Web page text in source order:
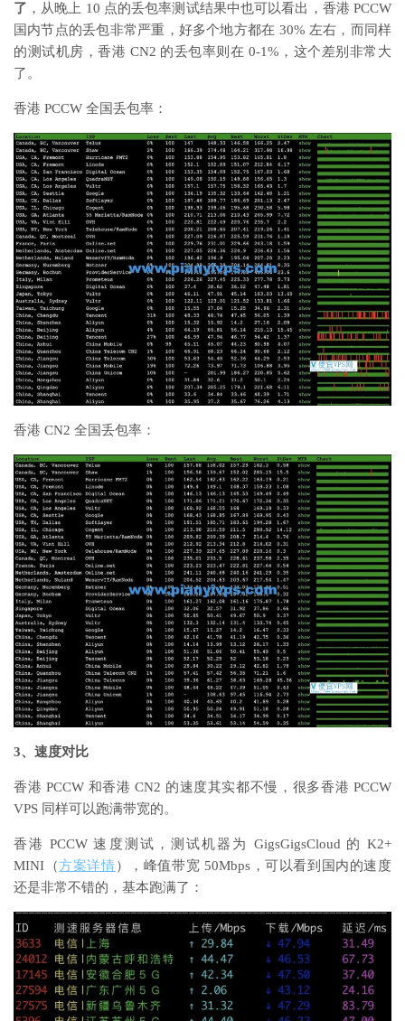
了 ，从晚上 10 点的丢包率测试结果中也可以看出，香港 PCCW
国内节点的丢包非常严重，好多个地方都在 30% 左右，而同样
的测试机房，香港 CN2 的丢包率则在 0-1%，这个差别非常大
了。
香港 PCCW 全国丢包率：
香港 CN2 全国丢包率：
3、速度对比
香港 PCCW 和香港 CN2 的速度其实都不慢，很多香港 PCCW
VPS 同样可以跑满带宽的。
香港 PCCW 速度测试，测试机器为 GigsGigsCloud 的 K2+
MINI（方案详情），峰值带宽 50Mbps，可以看到国内的速度
还是非常不错的，基本跑满了：